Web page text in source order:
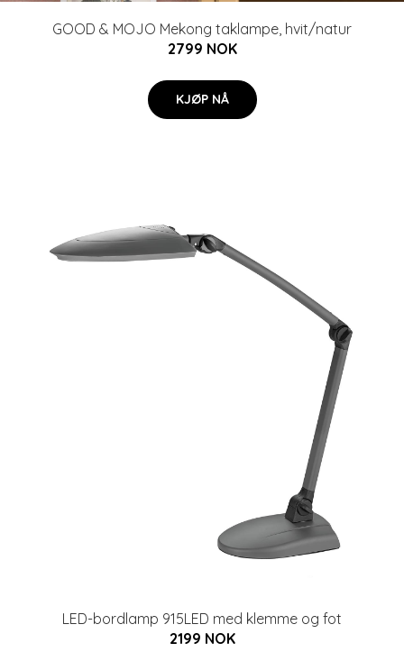
GOOD & MOJO Mekong taklampe, hvit/natur
2799 NOK
KJØP NÅ
LED-bordlamp 915LED med klemme og fot
2199 NOK